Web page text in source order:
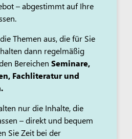
– abgestimmt auf Ihre
Themen aus, die für Sie
dann regelmäßig
Bereichen Seminare,
Fachliteratur und
nur die Inhalte, die
– direkt und bequem
Sie Zeit bei der